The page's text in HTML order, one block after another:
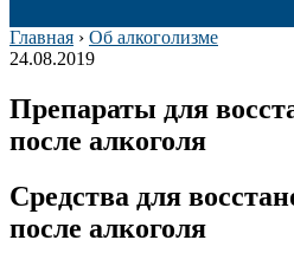
Главная › Об алкоголизме
24.08.2019
Препараты для
после алкоголя
Средства для
после алкоголя